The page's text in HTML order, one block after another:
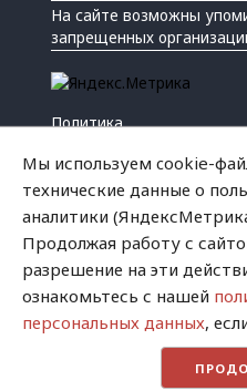
На сайте возможны
запрещенных
Политика
Криминал
Успех
Хватит это терпеть
Мы используем cookie-
технические данные о
аналитики
Продолжая работу с
разрешение на эти
ознакомьтесь с нашей
персональных данных,